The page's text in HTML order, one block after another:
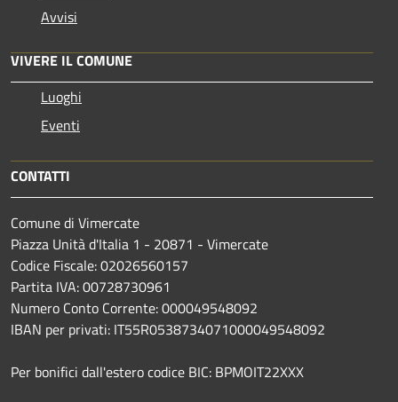
Avvisi
VIVERE IL COMUNE
Luoghi
Eventi
CONTATTI
Comune di Vimercate
Piazza Unità d'Italia 1 - 20871 - Vimercate
Codice Fiscale: 02026560157
Partita IVA: 00728730961
Numero Conto Corrente: 000049548092
IBAN per privati: IT55R0538734071000049548092
Per bonifici dall'estero codice BIC: BPMOIT22XXX